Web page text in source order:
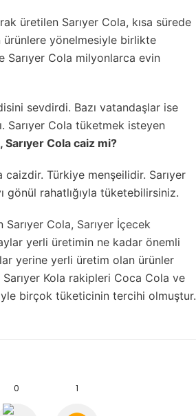
üretilen Sarıyer Cola, kısa sürede
yönelmesiyle birlikte
Sarıyer Cola milyonlarca evin
sevdirdi. Bazı vatandaşlar ise
Sarıyer Cola tüketmek isteyen
Sarıyer Cola caiz mi?
caizdir. Türkiye menşeilidir. Sarıyer
gönül rahatlığıyla tüketebilirsiniz.
Cola, Sarıyer İçecek
yerli üretimin ne kadar önemli
yerine yerli üretim olan ürünler
Kola rakipleri Coca Cola ve
birçok tüketicinin tercihi olmuştur.
0 1